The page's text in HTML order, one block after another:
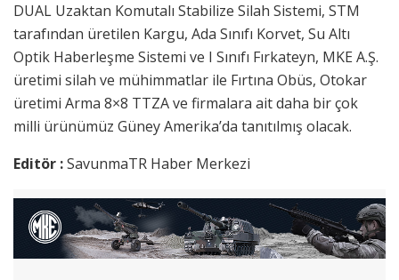
DUAL Uzaktan Komutalı Stabilize Silah Sistemi, STM
tarafından üretilen Kargu, Ada Sınıfı Korvet, Su Altı
Optik Haberleşme Sistemi ve I Sınıfı Fırkateyn, MKE A.Ş.
üretimi silah ve mühimmatlar ile Fırtına Obüs, Otokar
üretimi Arma 8×8 TTZA ve firmalara ait daha bir çok
milli ürünümüz Güney Amerika’da tanıtılmış olacak.
Editör :SavunmaTR Haber Merkezi